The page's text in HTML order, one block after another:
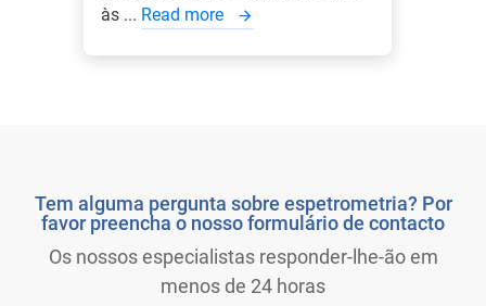
às ... Read more
Tem alguma pergunta sobre espetrometria? Por
favor preencha o nosso formulário de contacto
Os nossos especialistas responder-lhe-ão em
menos de 24 horas